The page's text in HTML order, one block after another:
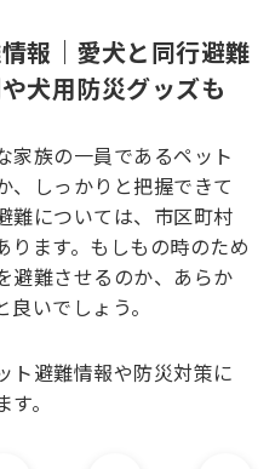
報｜愛犬と同行避難
犬用防災グッズも
家族の一員であるペット
、しっかりと把握できて
難については、市区町村
ります。もしもの時のため
避難させるのか、あらか
いでしょう。
ト避難情報や防災対策に
。